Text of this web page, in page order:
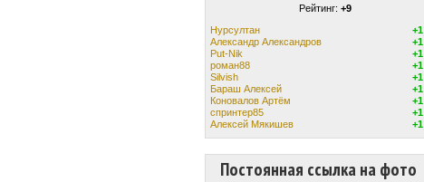
Рейтинг: +9
Нурсултан
+1
Александр Александров
+1
Put-Nik
+1
роман88
+1
Silvish
+1
Бараш Алексей
+1
Коновалов Артём
+1
спринтер85
+1
Алексей Мякишев
+1
Постоянная ссылка на фото